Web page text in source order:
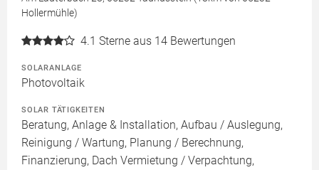
Hollermühle)
4.1 Sterne aus 14 Bewertungen
SOLARANLAGE
Photovoltaik
SOLAR TÄTIGKEITEN
Beratung, Anlage & Installation, Aufbau / Auslegung,
Reinigung / Wartung, Planung / Berechnung,
Finanzierung, Dach Vermietung / Verpachtung,